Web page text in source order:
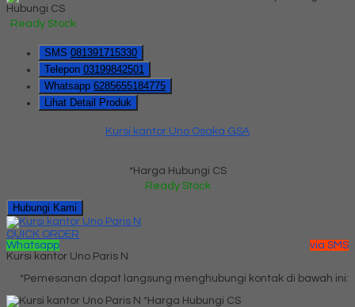
Hubungi CS
Ready Stock
SMS 081391715330
Telepon 03199842501
Whatsapp 6285655184775
Lihat Detail Produk
Kursi kantor Uno Osaka GSA
*Harga Hubungi CS
Ready Stock
Hubungi Kami
QUICK ORDER
Whatsapp
via SMS
Kursi kantor Uno Paris N
*Pemesanan dapat langsung menghubungi kontak di bawah ini:
*Harga Hubungi CS